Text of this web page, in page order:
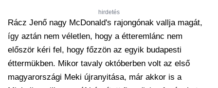
hirdetés
Rácz Jenő nagy McDonald's rajongónak vallja magát,
így aztán nem véletlen, hogy a étteremlánc nem
először kéri fel, hogy főzzön az egyik budapesti
éttermükben. Mikor tavaly októberben volt az első
magyarországi Meki újranyitása, már akkor is a